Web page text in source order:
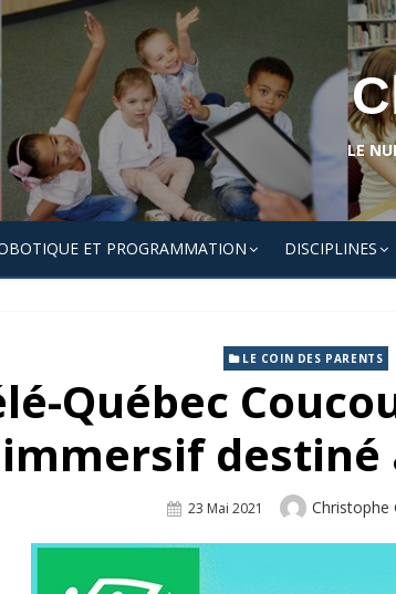
LE
ET PROGRAMMATION DISCIPLINES
LE COIN DES PARENTS
Québec
immersif destiné
Posted
23 Mai 2021 Author
Christophe